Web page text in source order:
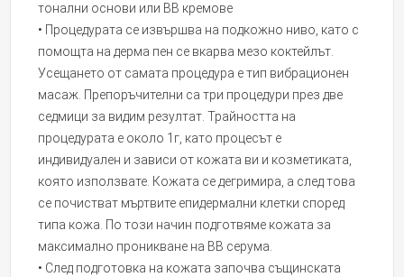
тонални основи или BB кремове
• Процедурата се извършва на подкожно ниво, като с
помощта на дерма пен се вкарва мезо коктейлът.
Усещането от самата процедура е тип вибрационен
масаж. Препоръчителни са три процедури през две
седмици за видим резултат. Трайността на
процедурата е около 1г, като процесът е
индивидуален и зависи от кожата ви и козметиката,
която използвате. Кожата се дегримира, а след това
се почистват мъртвите епидермални клетки според
типа кожа. По този начин подготвяме кожата за
максимално проникване на BB серума.
• След подготовка на кожата започва същинската